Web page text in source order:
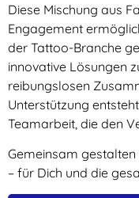
Diese Mischung aus
Engagement
der Tattoo-Branche
innovative Lösungen
reibungslosen
Unterstützung
Teamarbeit, die den
Gemeinsam
– für Dich und die